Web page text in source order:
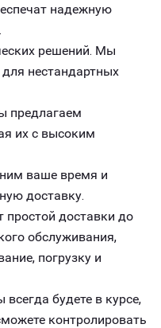
надежную
решений. Мы
нестандартных
предлагаем
их с высоким
ваше время и
доставку.
простой доставки до
обслуживания,
погрузку и
будете в курсе,
контролировать